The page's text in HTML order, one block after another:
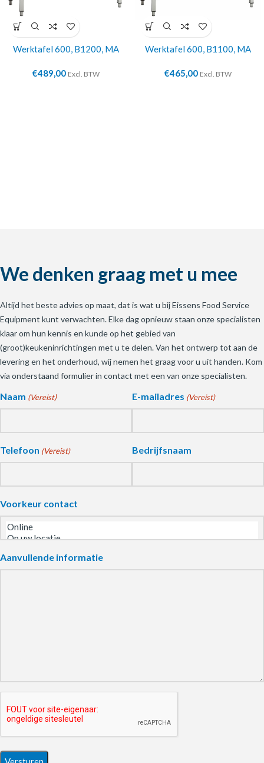
Werktafel 600, B1200, MA
€489,00 Excl. BTW
Werktafel 600, B1100, MA
€465,00 Excl. BTW
We denken graag met u mee
Altijd het beste advies op maat, dat is wat u bij Eissens Food Service
Equipment kunt verwachten. Elke dag opnieuw staan onze specialisten
klaar om hun kennis en kunde op het gebied van
(groot)keukeninrichtingen met u te delen. Van het ontwerp tot aan de
levering en het onderhoud, wij nemen het graag voor u uit handen. Kom
via onderstaand formulier in contact met een van onze specialisten.
Naam (Vereist) E-mailadres (Vereist)
Telefoon (Vereist) Bedrijfsnaam
Voorkeur contact
Aanvullende informatie